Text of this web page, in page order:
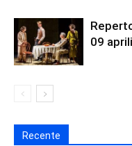
09
Recente